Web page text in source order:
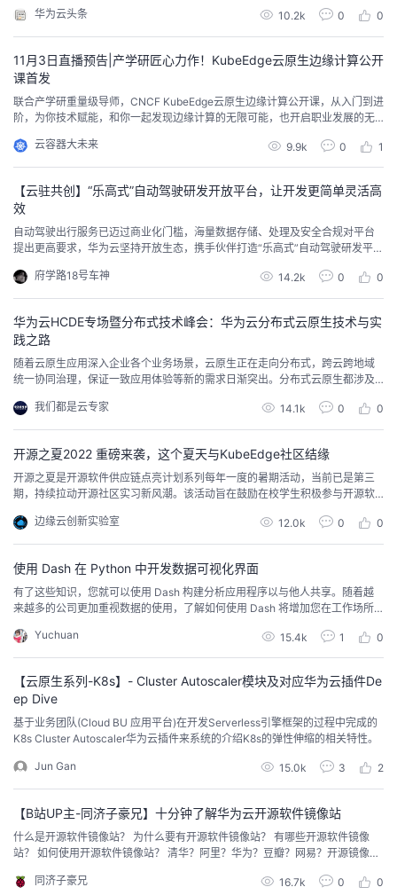
动
关
注
程
认
证
的
实
验
我
的
收
持
建
议
华为云头条
10.2k 0 0
11月3日直播预告|产学研匠心力作！KubeEdge云原生边缘计算公开
课首发
联合产学研重量级导师，CNCF KubeEdge云原生边缘计算公开课，从入门到进
阶，为你技术赋能，和你一起发现边缘计算的无限可能，也开启职业发展的无
云容器大未来
9.9k 0 1
【云驻共创】“乐高式”自动驾驶研发开放平台，让开发更简单灵活高
效
自动驾驶出行服务已迈过商业化门槛，海量数据存储、处理及安全合规对平台
提出更高要求，华为云坚持开放生态，携手伙伴打造“乐高式”自动驾驶研发平台
府学路18号车神
14.2k 0 0
华为云HCDE专场暨分布式技术峰会：华为云分布式云原生技术与实
践之路
随着云原生应用深入企业各个业务场景，云原生正在走向分布式，跨云跨地域
统一协同治理，保证一致应用体验等新的需求日渐突出。分布式云原生都涉及
oud Developer Experts）是经华为云认证的熟悉一种或多种华为云开放能力，
并对赋能全球开发者有突出贡献的个人，旨在帮助全球开发者成长，构建全球
我们都是云专家 14.1k 0 0
开源之夏2022 重磅来袭，这个夏天与KubeEdge社区结缘
开源之夏是开源软件供应链点亮计划系列每年一度的暑期活动，当前已是第三
期，持续拉动开源社区实习新风潮。该活动旨在鼓励在校学生积极参与开源软
发者。参与学生通过远程线上协作方式，配有资深导师指导，参与到开源社区
各组织项目开发中并收获奖金、礼品与证书。在即将到来的开源之夏2022， K
边缘云创新实验室 12.0k 0 0
使用 Dash 在 Python 中开发数据可视化界面
有了这些知识，您就可以使用 Dash 构建分析应用程序以与他人共享。随着越
来越多的公司更加重视数据的使用，了解如何使用 Dash 将增加您在工作场所
Yuchuan
15.4k 1 0
【云原生系列-K8s】- Cluster Autoscaler模块及对应华为云插件De
ep Dive
基于业务团队(Cloud BU 应用平台)在开发Serverless引擎框架的过程中完成的
K8s Cluster Autoscaler华为云插件来系统的介绍K8s的弹性伸缩的相关特性。
Jun Gan 15.0k 3 2
【B站UP主-同济子豪兄】十分钟了解华为云开源软件镜像站
什么是开源软件镜像站？ 为什么要有开源软件镜像站？ 有哪些开源软件镜像
站？ 如何使用开源软件镜像站？ 清华？阿里？华为？豆瓣？网易？开源镜像站
uaweicloud.com/
同济子豪兄 16.7k 0 0